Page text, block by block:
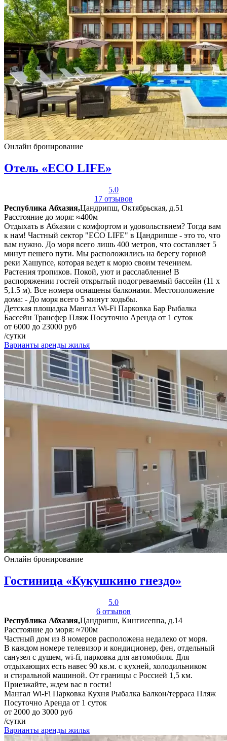
Онлайн бронирование
Отель «ECO LIFE»
5.0
17 отзывов
Республика Абхазия,Цандрипш, Октябрьская, д.51
Расстояние до моря: ≈400м
Отдыхать в Абхазии с комфортом и удовольствием? Тогда вам
к нам! Частный сектор "ECO LIFE" в Цандрипше - это то, что
вам нужно. До моря всего лишь 400 метров, что составляет 5
минут пешего пути. Мы расположились на берегу горной
реки Хашупсе, которая ведет к морю своим течением.
Растения тропиков. Покой, уют и расслабление! В
распоряжении гостей открытый подогреваемый бассейн (11 x
5,1.5 м). Все номера оснащены балконами. Местоположение
дома: - До моря всего 5 минут ходьбы.
Детская площадка Мангал Wi-Fi Парковка Бар Рыбалка
Бассейн Трансфер Пляж Посуточно Аренда от 1 суток
от 6000 до 23000 руб
/сутки
Варианты аренды жилья
Онлайн бронирование
Гостиница «Кукушкино гнездо»
5.0
6 отзывов
Республика Абхазия,Цандрипш, Кингисеппа, д.14
Расстояние до моря: ≈700м
Частный дом из 8 номеров расположена недалеко от моря.
В каждом номере телевизор и кондиционер, фен, отдельный
санузел с душем, wi-fi, парковка для автомобиля. Для
отдыхающих есть навес 90 кв.м. с кухней, холодильником
и стиральной машиной. От границы с Россией 1,5 км.
Приезжайте, ждем вас в гости!
Мангал Wi-Fi Парковка Кухня Рыбалка Балкон/терраса Пляж
Посуточно Аренда от 1 суток
от 2000 до 3000 руб
/сутки
Варианты аренды жилья